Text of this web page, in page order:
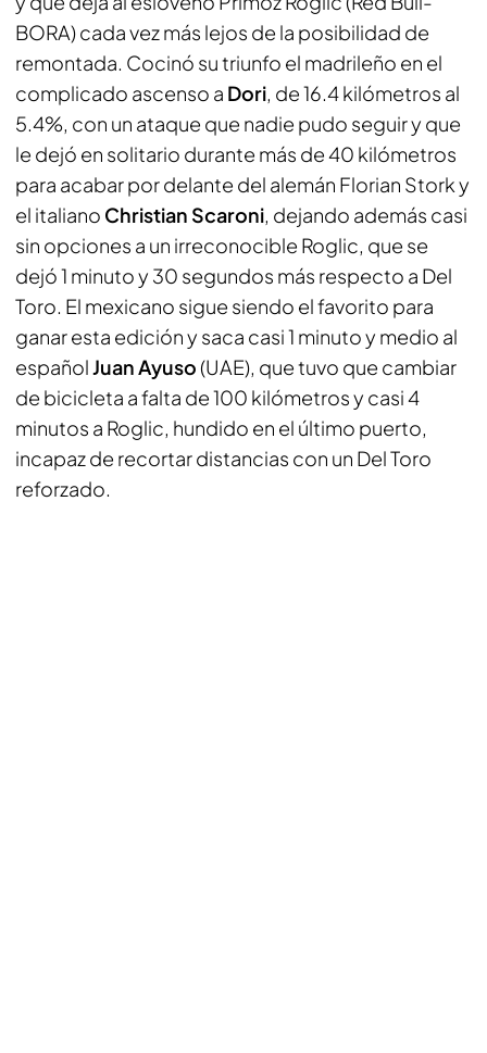
BORA) cada vez más lejos de la posibilidad de
remontada. Cocinó su triunfo el madrileño en el
complicado ascenso a Dori, de 16.4 kilómetros al
5.4%, con un ataque que nadie pudo seguir y que
le dejó en solitario durante más de 40 kilómetros
para acabar por delante del alemán Florian Stork y
el italiano Christian Scaroni, dejando además casi
sin opciones a un irreconocible Roglic, que se
dejó 1 minuto y 30 segundos más respecto a Del
Toro. El mexicano sigue siendo el favorito para
ganar esta edición y saca casi 1 minuto y medio al
españolJuan Ayuso(UAE), que tuvo que cambiar
de bicicleta a falta de 100 kilómetros y casi 4
minutos a Roglic, hundido en el último puerto,
incapaz de recortar distancias con un Del Toro
reforzado.